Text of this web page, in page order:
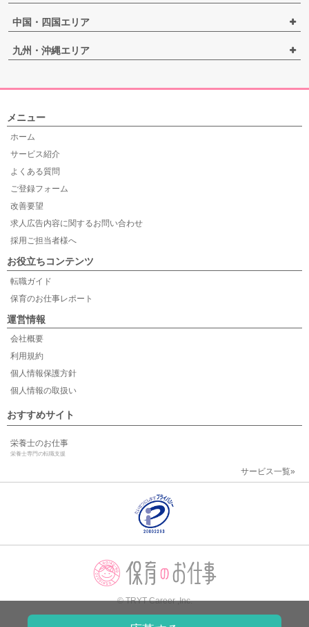
中国・四国エリア
九州・沖縄エリア
メニュー
ホーム
サービス紹介
よくある質問
ご登録フォーム
改善要望
求人広告内容に関するお問い合わせ
採用ご担当者様へ
お役立ちコンテンツ
転職ガイド
保育のお仕事レポート
運営情報
会社概要
利用規約
個人情報保護方針
個人情報の取扱い
おすすめサイト
栄養士のお仕事
栄養士専門の転職支援
サービス一覧»
© TRYT Career ,Inc.